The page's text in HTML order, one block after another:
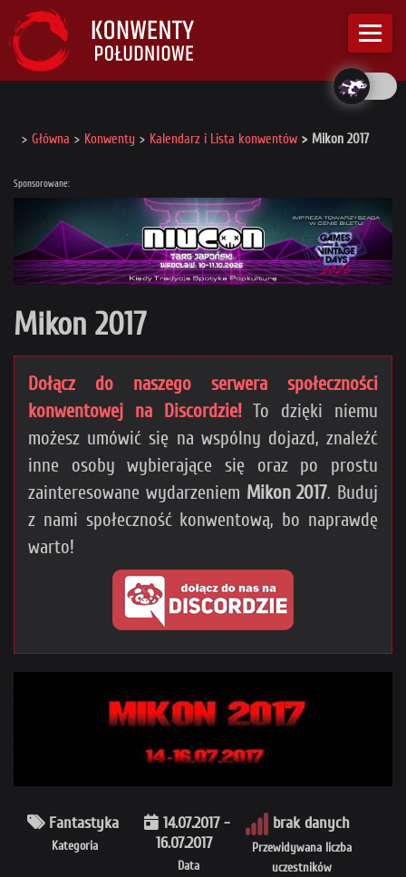
Główna Konwenty Kalendarz i Lista konwentów Mikon 2017
Sponsorowane:
Mikon 2017
Dołącz do naszego serwera społeczności
konwentowej na Discordzie!To dzięki niemu
możesz umówić się na wspólny dojazd, znaleźć
inne osoby wybierające się oraz po prostu
zainteresowane wydarzeniem Mikon 2017. Buduj
z nami społeczność konwentową, bo naprawdę
warto!
Kategoria
Fantastyka
Data
14.07.2017 -
16.07.2017
Przewidywana liczba
uczestników
brak danych